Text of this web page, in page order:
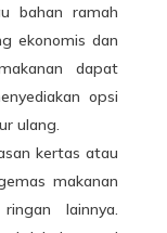
bahan ramah
ekonomis dan
dapat
opsi
ulang.
kertas atau
makanan
lainnya.